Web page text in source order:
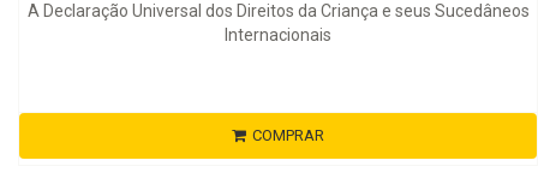
A Declaração Universal dos Direitos da Criança e seus Sucedâneos
Internacionais
COMPRAR